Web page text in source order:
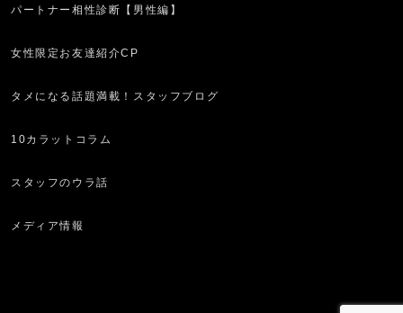
パートナー相性診断【男性編】
女性限定お友達紹介CP
タメになる話題満載！スタッフブログ
10カラットコラム
スタッフのウラ話
メディア情報